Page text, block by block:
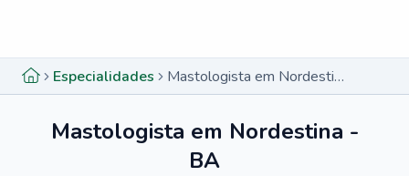
Especialidades Mastologista em Nordestina - BA
Mastologista em Nordestina -
BA